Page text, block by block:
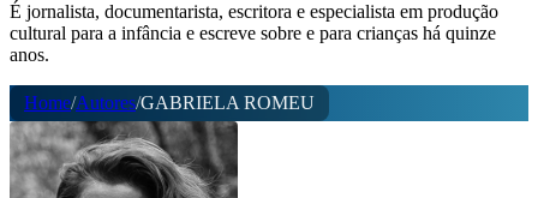
É jornalista, documentarista, escritora e especialista em produção
cultural para a infância e escreve sobre e para crianças há quinze
anos.
Home/Autores/GABRIELA ROMEU